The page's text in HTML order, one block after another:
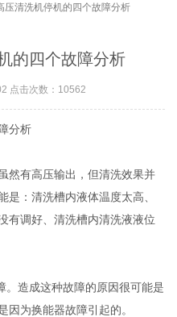
压清洗机停机的四个故障分析
的四个故障分析
点击次数：10562
分析
有高压输出，但清洗效果并
是：清洗槽内液体温度太高、
有调好、清洗槽内清洗液液位
造成这种故障的原因很可能是
因为换能器故障引起的。